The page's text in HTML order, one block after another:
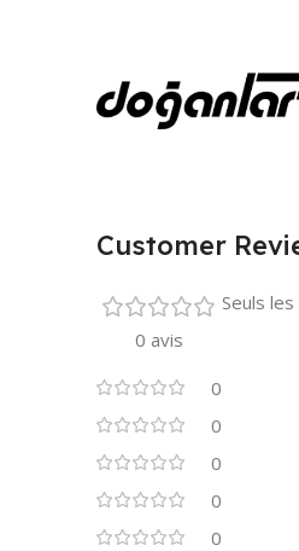
Customer
0 avis
0
0
0
0
0
Seuls